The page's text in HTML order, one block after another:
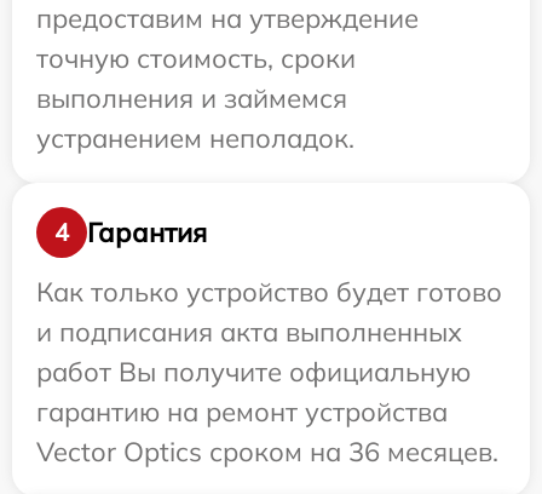
предоставим на утверждение
точную стоимость, сроки
выполнения и займемся
устранением неполадок.
4
Гарантия
Как только устройство будет готово
и подписания акта выполненных
работ Вы получите официальную
гарантию на ремонт устройства
Vector Optics сроком на 36 месяцев.